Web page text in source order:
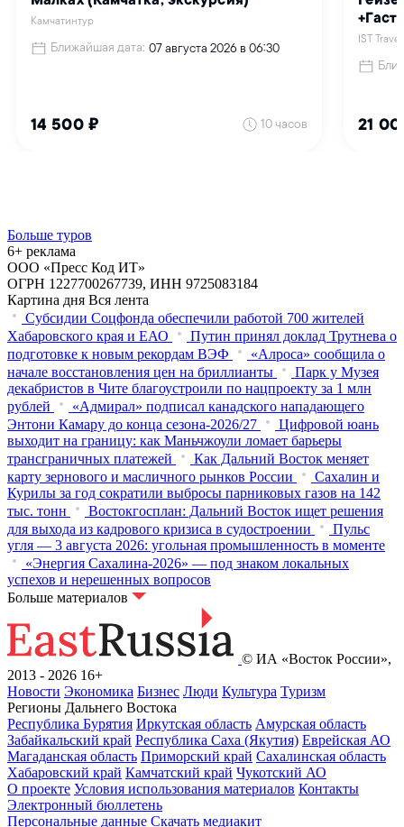
Больше туров
6+ реклама
ООО «Пресс Код ИТ»
ОГРН 1227700267739, ИНН 9725083184
Картина дня Вся лента
Субсидии Соцфонда обеспечили работой 700 жителей
Хабаровского края и ЕАО
Путин принял доклад Трутнева о
подготовке к новым рекордам ВЭФ
«Алроса» сообщила о
начале восстановления цен на бриллианты
Парк у Музея
декабристов в Чите благоустроили по нацпроекту за 1 млн
рублей
«Адмирал» подписал канадского нападающего
Энтони Камару до конца сезона-2026/27
Цифровой юань
выходит на границу: как Маньчжоули ломает барьеры
трансграничных платежей
Как Дальний Восток меняет
карту зернового и масличного рынков России
Сахалин и
Курилы за год сократили выбросы парниковых газов на 142
тыс. тонн
Востокгосплан: Дальний Восток ищет решения
для выхода из кадрового кризиса в судостроении
Пульс
угля — 3 августа 2026: угольная промышленность в моменте
«Энергия Сахалина-2026» — под знаком локальных
успехов и нерешенных вопросов
Больше материалов
© ИА «Восток России»,
2013 - 2026 16+
Новости Экономика Бизнес Люди Культура Туризм
Регионы Дальнего Востока
Республика Бурятия Иркутская область Амурская область
Забайкальский край Республика Саха (Якутия) Еврейская АО
Магаданская область Приморский край Сахалинская область
Хабаровский край Камчатский край Чукотский АО
О проекте Условия использования материалов Контакты
Электронный бюллетень
Персональные данные Скачать медиакит